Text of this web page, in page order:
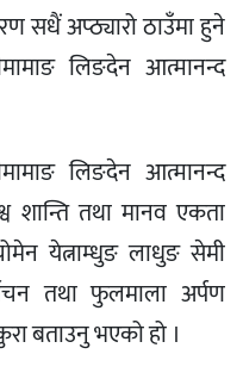
सधैं अप्ठ्यारो ठाउँमा हुने
लिङदेन आत्मानन्द
लिङदेन आत्मानन्द
शान्ति तथा मानव एकता
येत्नाम्धुङ लाधुङ सेमी
तथा फुलमाला अर्पण
बताउनु भएको हो ।